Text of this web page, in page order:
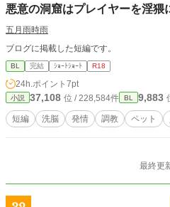
悪意の洞窟はプレイヤーを淫猥
五月雨時雨
ブログに掲載した短編です。
BL 完結 ｼｮｰﾄｼｮｰﾄ R18
24h.ポイント 7pt
小説 37,108 位 / 228,584件 BL 9,883
短編 洗脳 発情 調教 ペット
最終更